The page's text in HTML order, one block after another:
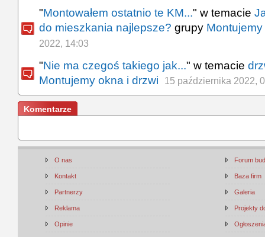
"Montowałem ostatnio te KM..." w temacie
do mieszkania najlepsze? grupy
2022, 14:03
"Nie ma czegoś takiego jak..." w temacie
Montujemy okna i drzwi
15 października 2022,
Komentarze
O nas
Kontakt
Partnerzy
Reklama
Opinie
Forum
Baza firm
Galeria
Projekty